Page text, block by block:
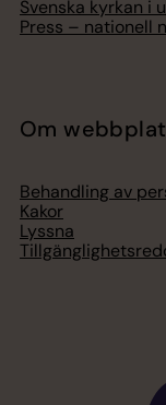
Svenska kyrkan i
Press – nationell
Om
Behandling av
Kakor
Lyssna